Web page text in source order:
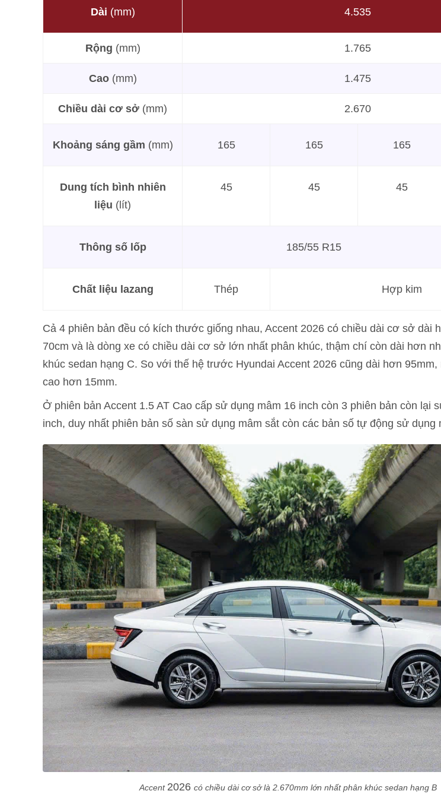
Dài (mm) 4.535
Rộng (mm) 1.765
Cao(mm) 1.475
Chiều dài cơ sở (mm) 2.670
Khoảng sáng gầm (mm) 165 165 165
Dung tích bình nhiên
liệu (lít)
45 45 45
Thông số lốp 185/55 R15
Chất liệu lazang Thép Hợp kim
Cả 4 phiên bản đều có kích thước giống nhau, Accent 2026 có chiều dài cơ sở dài
70cm và là dòng xe có chiều dài cơ sở lớn nhất phân khúc, thậm chí còn dài hơn
khúc sedan hạng C. So với thế hệ trước Hyundai Accent 2026 cũng dài hơn
cao hơn 15mm.
Ở phiên bản Accent 1.5 AT Cao cấp sử dụng mâm 16 inch còn 3 phiên bản còn lại
inch, duy nhất phiên bản số sàn sử dụng mâm sắt còn các bản số tự động sử dụng
Accent 2026 có chiều dài cơ sở là 2.670mm lớn nhất phân khúc sedan hạng B